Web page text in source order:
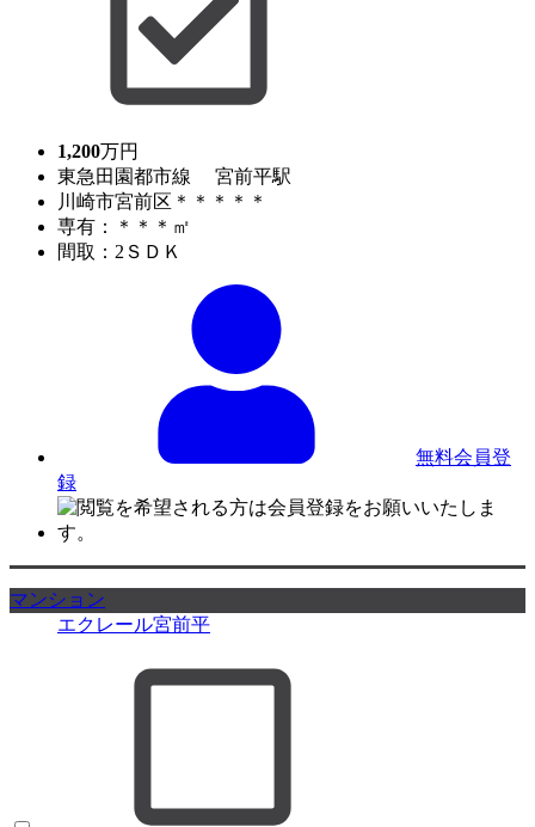
1,200万円
東急田園都市線 宮前平駅
川崎市宮前区＊＊＊＊＊
専有：＊＊＊㎡
間取：2ＳＤＫ
無料会員登
録
マンション
エクレール宮前平